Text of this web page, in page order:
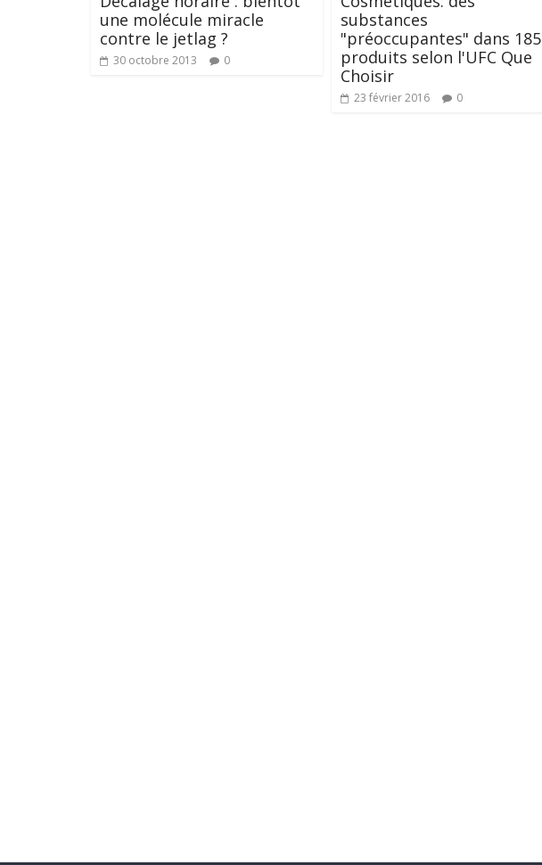
une molécule miracle
contre le jetlag ?
30 octobre 2013 0
substances
"préoccupantes" dans 185
produits selon l'UFC Que
Choisir
23 février 2016 0